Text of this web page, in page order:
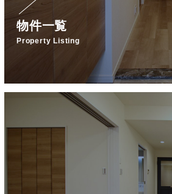
物件一覧
Property Listing